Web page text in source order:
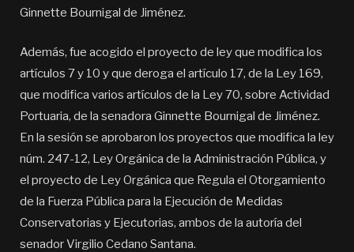
Ginnette Bournigal de Jiménez.
Además, fue acogido el proyecto de ley que modifica los
artículos 7 y 10 y que deroga el artículo 17, de la Ley 169,
que modifica varios artículos de la Ley 70, sobre Actividad
Portuaria, de la senadora Ginnette Bournigal de Jiménez.
En la sesión se aprobaron los proyectos que modifica la ley
núm. 247-12, Ley Orgánica de la Administración Pública, y
el proyecto de Ley Orgánica que Regula el Otorgamiento
de la Fuerza Pública para la Ejecución de Medidas
Conservatorias y Ejecutorias, ambos de la autoría del
senador Virgilio Cedano Santana.